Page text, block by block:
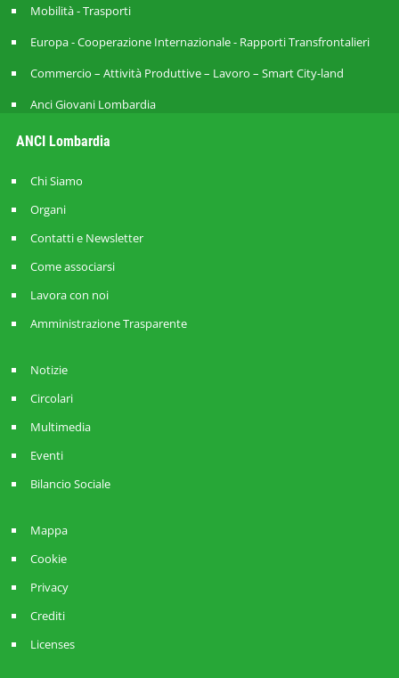
Mobilità - Trasporti
Europa - Cooperazione Internazionale - Rapporti Transfrontalieri
Commercio – Attività Produttive – Lavoro – Smart City-land
Anci Giovani Lombardia
ANCI Lombardia
Chi Siamo
Organi
Contatti e Newsletter
Come associarsi
Lavora con noi
Amministrazione Trasparente
Notizie
Circolari
Multimedia
Eventi
Bilancio Sociale
Mappa
Cookie
Privacy
Crediti
Licenses